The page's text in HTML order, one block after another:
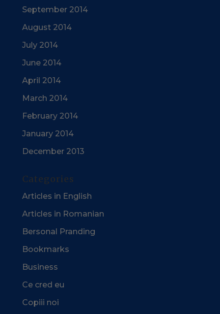
September 2014
August 2014
July 2014
June 2014
April 2014
March 2014
February 2014
January 2014
December 2013
Categories
Articles in English
Articles in Romanian
Bersonal Pranding
Bookmarks
Business
Ce cred eu
Copiii noi